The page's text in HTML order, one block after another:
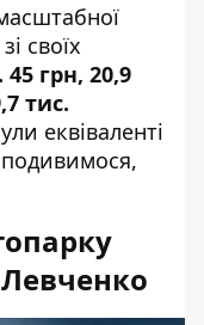
своїх
грн, 20,9
тис.
еквіваленті